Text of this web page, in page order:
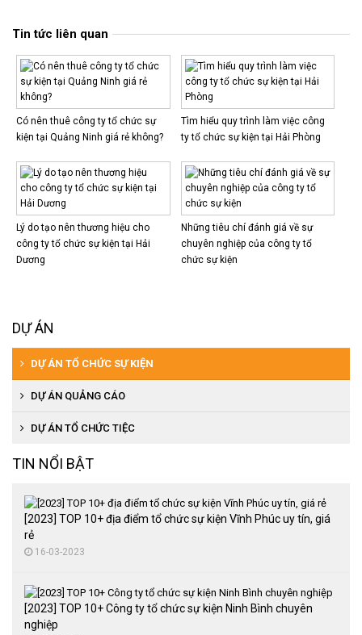
Tin tức liên quan
Có nên thuê công ty tổ chức sự
kiện tại Quảng Ninh giá rẻ không?
Tìm hiểu quy trình làm việc công
ty tổ chức sự kiện tại Hải Phòng
Lý do tạo nên thương hiệu cho
công ty tổ chức sự kiện tại Hải
Dương
Những tiêu chí đánh giá về sự
chuyên nghiệp của công ty tổ
chức sự kiện
DỰ ÁN
DỰ ÁN TỔ CHỨC SỰ KIỆN
DỰ ÁN QUẢNG CÁO
DỰ ÁN TỔ CHỨC TIỆC
TIN NỔI BẬT
[2023] TOP 10+ địa điểm tổ chức sự kiện Vĩnh Phúc uy tín, giá
rẻ
16-03-2023
[2023] TOP 10+ Công ty tổ chức sự kiện Ninh Bình chuyên
nghiệp